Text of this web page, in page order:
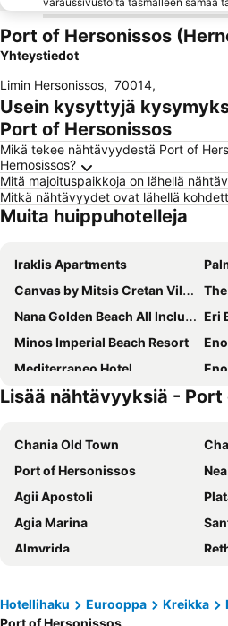
Port of Hersonissos
Yhteystiedot
Limin Hersonissos, 70014,
Usein kysyttyjä
Port of Hersonissos
Mikä tekee nähtävyydestä Port of
Hernosissos?
Mitä majoituspaikkoja on lähellä
Mitkä nähtävyydet ovat lähellä
Muita huippuhotelleja
Iraklis Apartments
Canvas by Mitsis Cretan Village
The
Nana Golden Beach All Inclusive Resort
Eri
Minos Imperial Beach Resort
Mediterraneo Hotel
Village Heights Resort
Solimar Ruby
SENSEANA Sea Side Resort & Aquadventure
Astir Beach Hotel
Sergios Hotel - Adults Friendly
Eurohotel Katrin Hotel & Bungalows
Harma Boutique Hotel
Lisää nähtävyyksiä - Port
Chania Old Town
Port of Hersonissos
Nea
Agii Apostoli
Agia Marina
Almyrida
Chanian satama
Hotellihaku Eurooppa Kreikka